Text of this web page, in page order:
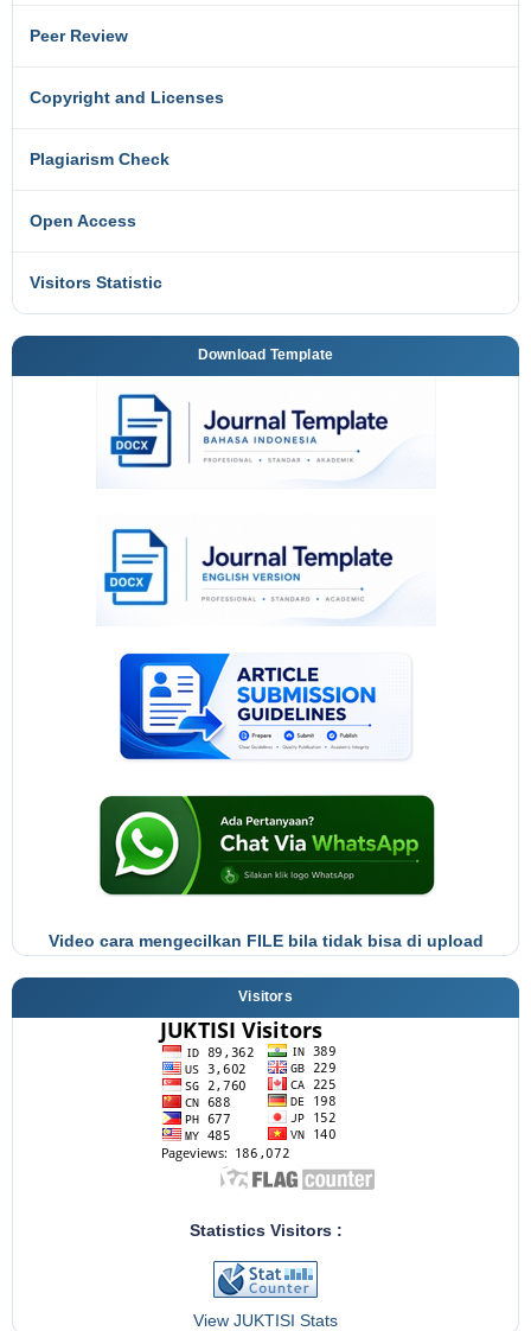
Peer Review
Copyright and Licenses
Plagiarism Check
Open Access
Visitors Statistic
Download Template
Video cara mengecilkan FILE bila tidak bisa di upload
Visitors
Statistics Visitors :
View JUKTISI Stats